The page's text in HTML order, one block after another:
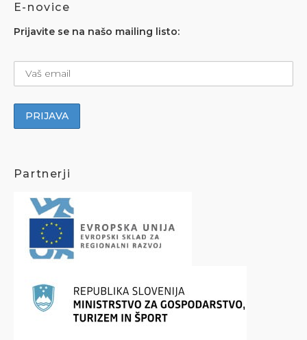
E-novice
Prijavite se na našo mailing listo:
Partnerji